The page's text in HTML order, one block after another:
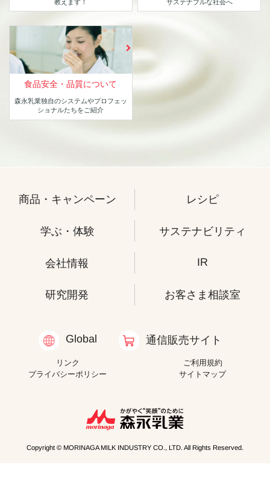
教えます！
サステナブルな社会へ
食品安全・品質について
森永乳業独自のシステムやプロフェッ
ショナルたちをご紹介
商品・キャンペーン レシピ
学ぶ・体験 サステナビリティ
会社情報 IR
研究開発 お客さま相談室
Global 通信販売サイト
リンク
ご利用規約
プライバシーポリシー
サイトマップ
Copyright © MORINAGA MILK INDUSTRY CO., LTD. All Rights Reserved.